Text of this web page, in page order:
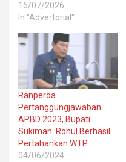
16/07/2026
In "Advertorial"
Ranperda
Pertanggungjawaban
APBD 2023, Bupati
Sukiman: Rohul Berhasil
Pertahankan WTP
04/06/2024